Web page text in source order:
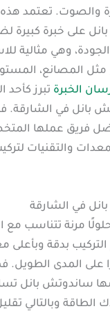
والصوت. تعتمد هذه
على خبرة كبيرة
وهي مثالية
المصانع،
الخبرة تبرز كأحد
بانل في الشارقة.
فريق عملها
والتقنيات
في الشارقة
مرنة تتناسب مع
بدقة وبأعلى
على المدى الطويل.
ساندوتش بانل
وبالتالي